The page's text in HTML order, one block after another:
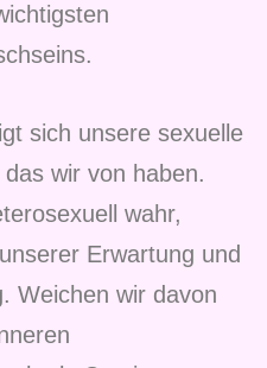
sich unsere sexuelle
wir von haben.
wahr,
Erwartung und
Weichen wir davon